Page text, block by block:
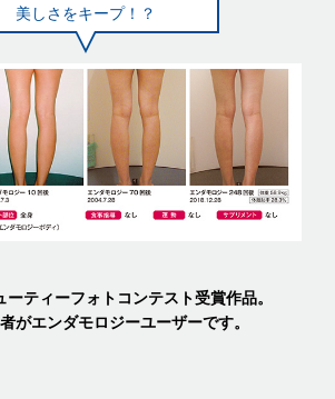
美しさをキープ！？
ーティーフォトコンテスト受賞作品。
がエンダモロジーユーザーです。